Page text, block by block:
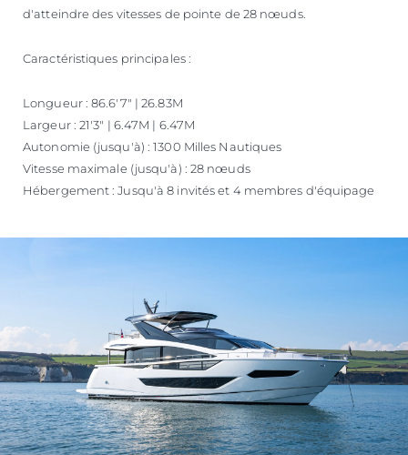
d'atteindre des vitesses de pointe de 28 nœuds.
Caractéristiques principales :
Longueur : 86.6'7" | 26.83M
Largeur : 21'3" | 6.47M | 6.47M
Autonomie (jusqu'à) : 1300 Milles Nautiques
Vitesse maximale (jusqu'à) : 28 nœuds
Hébergement : Jusqu'à 8 invités et 4 membres d'équipage